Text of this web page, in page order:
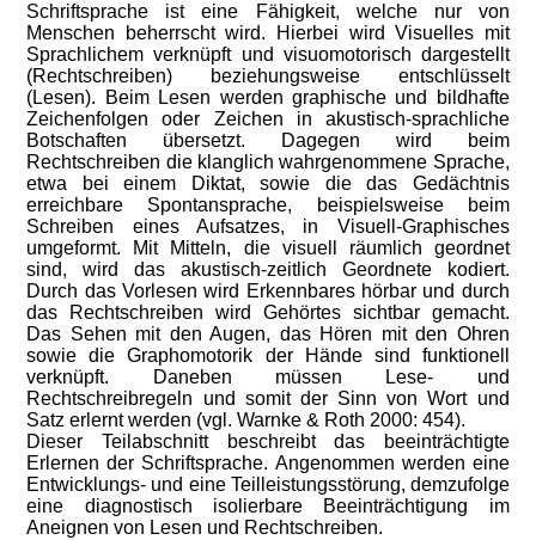
Schriftsprache ist eine Fähigkeit, welche nur von
Menschen beherrscht wird. Hierbei wird Visuelles mit
Sprachlichem verknüpft und visuomotorisch dargestellt
(Rechtschreiben) beziehungsweise entschlüsselt
(Lesen). Beim Lesen werden graphische und bildhafte
Zeichenfolgen oder Zeichen in akustisch-sprachliche
Botschaften übersetzt. Dagegen wird beim
Rechtschreiben die klanglich wahrgenommene Sprache,
etwa bei einem Diktat, sowie die das Gedächtnis
erreichbare Spontansprache, beispielsweise beim
Schreiben eines Aufsatzes, in Visuell-Graphisches
umgeformt. Mit Mitteln, die visuell räumlich geordnet
sind, wird das akustisch-zeitlich Geordnete kodiert.
Durch das Vorlesen wird Erkennbares hörbar und durch
das Rechtschreiben wird Gehörtes sichtbar gemacht.
Das Sehen mit den Augen, das Hören mit den Ohren
sowie die Graphomotorik der Hände sind funktionell
verknüpft. Daneben müssen Lese- und
Rechtschreibregeln und somit der Sinn von Wort und
Satz erlernt werden (vgl. Warnke & Roth 2000: 454).
Dieser Teilabschnitt beschreibt das beeinträchtigte
Erlernen der Schriftsprache. Angenommen werden eine
Entwicklungs- und eine Teilleistungsstörung, demzufolge
eine diagnostisch isolierbare Beeinträchtigung im
Aneignen von Lesen und Rechtschreiben.